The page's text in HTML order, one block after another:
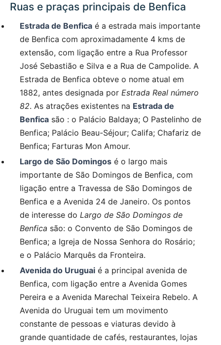
Ruas e praças principais de Benfica
Estrada de Benfica é a estrada mais importante
de Benfica com aproximadamente 4 kms de
extensão, com ligação entre a Rua Professor
José Sebastião e Silva e a Rua de Campolide. A
Estrada de Benfica obteve o nome atual em
1882, antes designada por Estrada Real número
82. As atrações existentes na Estrada de
Benfica são : o Palácio Baldaya; O Pastelinho de
Benfica; Palácio Beau-Séjour; Califa; Chafariz de
Benfica; Farturas Mon Amour.
Largo de São Domingos é o largo mais
importante de São Domingos de Benfica, com
ligação entre a Travessa de São Domingos de
Benfica e a Avenida 24 de Janeiro. Os pontos
de interesse do Largo de São Domingos de
Benfica são: o Convento de São Domingos de
Benfica; a Igreja de Nossa Senhora do Rosário;
e o Palácio Marquês da Fronteira.
Avenida do Uruguai é a principal avenida de
Benfica, com ligação entre a Avenida Gomes
Pereira e a Avenida Marechal Teixeira Rebelo. A
Avenida do Uruguai tem um movimento
constante de pessoas e viaturas devido à
grande quantidade de cafés, restaurantes, lojas